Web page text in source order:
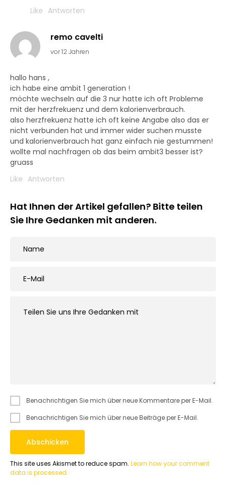
Like Antworten
remo cavelti
vor 12 Jahren
hallo hans ,
ich habe eine ambit 1 generation !
möchte wechseln auf die 3 nur hatte ich oft Probleme
mit der herzfrekuenz und dem kalorienverbrauch.
also herzfrekuenz hatte ich oft keine Angabe also das er
nicht verbunden hat und immer wider suchen musste
und kalorienverbrauch hat ganz einfach nie gestummen!
wollte mal nachfragen ob das beim ambit3 besser ist?
gruass
Like Antworten
Hat Ihnen der Artikel gefallen? Bitte teilen
Sie Ihre Gedanken mit anderen.
Benachrichtigen Sie mich über neue Kommentare per E-Mail.
Benachrichtigen Sie mich über neue Beiträge per E-Mail.
This site uses Akismet to reduce spam. Learn how your comment
data is processed.